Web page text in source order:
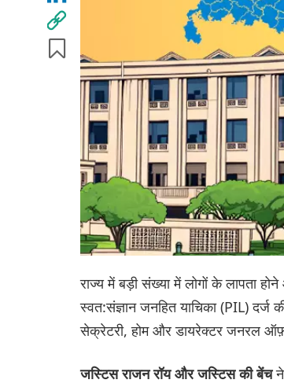
राज्य में बड़ी संख्या में लोगों के लापता
स्वत:संज्ञान जनहित याचिका (PIL) दर्ज
सेक्रेटरी, होम और डायरेक्टर जनरल
जस्टिस राजन रॉय और जस्टिस की बेंच